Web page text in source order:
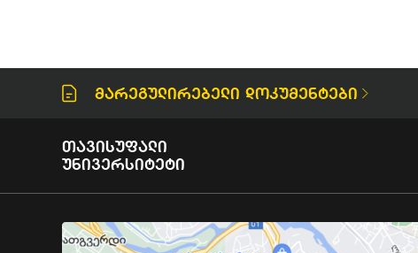
Მარეგულირებელი Დოკუმენტები
Თავისუფალი
Უნივერსიტეტი